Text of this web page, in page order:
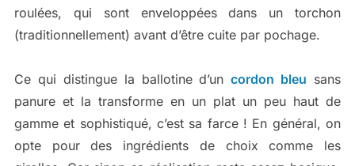
roulées, qui sont enveloppées dans un torchon
(traditionnellement) avant d’être cuite par pochage.
Ce qui distingue la ballotine d’uncordon bleu sans
panure et la transforme en un plat un peu haut de
gamme et sophistiqué, c’est sa farce ! En général, on
opte pour des ingrédients de choix comme les